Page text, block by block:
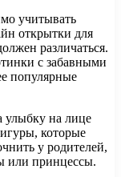
учитывать
открытки для
различаться.
с забавными
популярные
улыбку на лице
которые
у родителей,
или принцессы.